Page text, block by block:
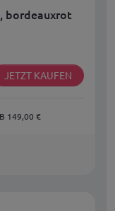
bordeauxrot
JETZT KAUFEN
149,00 €